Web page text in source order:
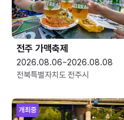
전주 가맥축제
2026.08.06~2026.08.08
전북특별자치도 전주시
개최중